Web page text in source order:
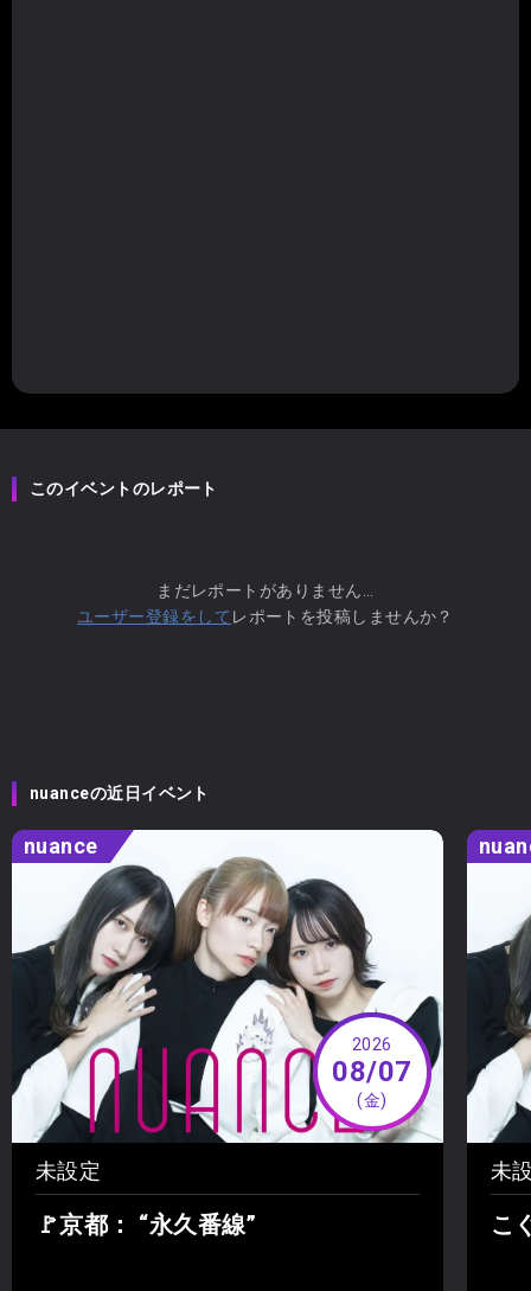
このイベントのレポート
まだレポートがありません...
ユーザー登録をして レポートを投稿しませんか？
nuanceの近日イベント
nuance
2026
08/07
(金)
未設定
🚩京都： “永久番線”
未
こ